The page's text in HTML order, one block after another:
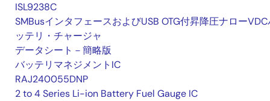
ISL9238C
SMBusインタフェースおよびUSB OTG付昇降圧ナローVDC
ッテリ・チャージャ
データシート－簡略版
バッテリマネジメントIC
RAJ240055DNP
2 to 4 Series Li-ion Battery Fuel Gauge IC